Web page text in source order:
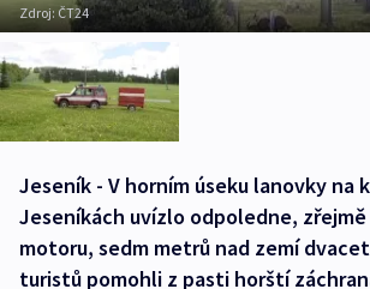
Zdroj: ČT24
Jeseník - V horním úseku lanovky na
Jeseníkách uvízlo odpoledne,
motoru, sedm metrů nad zemí
turistů pomohli z pasti horští